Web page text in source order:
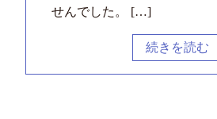
せんでした。 […]
続きを読む